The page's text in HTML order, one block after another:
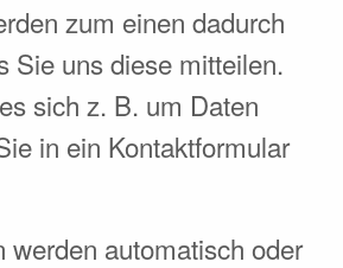
zum einen dadurch
Sie uns diese mitteilen.
sich z. B. um Daten
in ein Kontaktformular
werden automatisch oder